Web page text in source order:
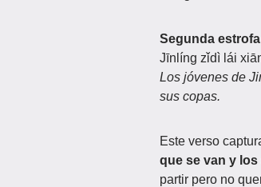
Segunda
Jīnlíng zǐdì lái
Los jóvenes de
sus copas.
Este verso
que se van y
partir pero no